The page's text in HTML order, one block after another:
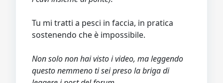
Tu mi tratti a pesci in faccia, in pratica
sostenendo che è impossibile.
Non solo non hai visto i video, ma leggendo
questo nemmeno ti sei preso la briga di